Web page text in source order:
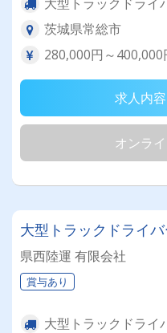
茨城県常総市
280,000円～400,000
求人内
オンラ
大型トラックドライバ
県西陸運 有限会社
賞与あり
大型トラックドライ